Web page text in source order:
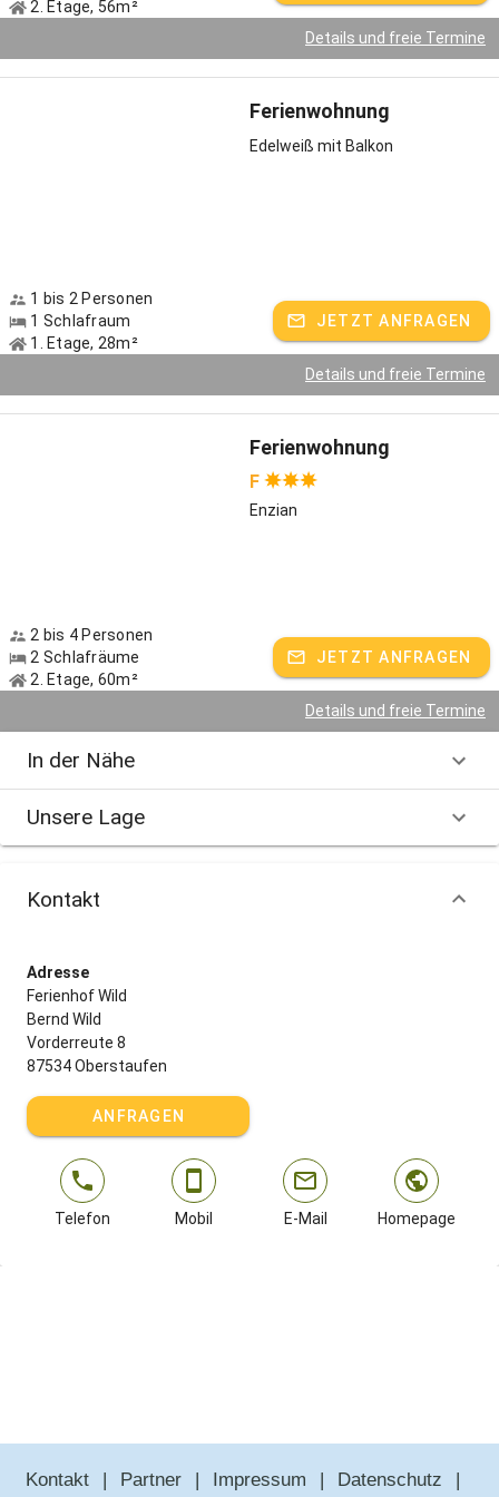
2. Etage, 56m²
Details und freie Termine
Ferienwohnung
Edelweiß mit Balkon
1 bis 2 Personen
1 Schlafraum
1. Etage, 28m²
JETZT ANFRAGEN
Details und freie Termine
Ferienwohnung
F
Enzian
2 bis 4 Personen
2 Schlafräume
2. Etage, 60m²
JETZT ANFRAGEN
Details und freie Termine
In der Nähe
Unsere Lage
Kontakt
Adresse
Ferienhof Wild
Bernd Wild
Vorderreute 8
87534 Oberstaufen
ANFRAGEN
Telefon Mobil E-Mail Homepage
Kontakt Partner Impressum Datenschutz